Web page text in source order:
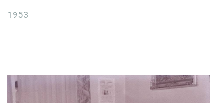
1953